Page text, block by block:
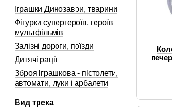
Іграшки Динозаври, тварини
Фігурки супергероїв, героїв
мультфільмів
Залізні дороги, поїзди
Дитячі рації
Зброя іграшкова - пістолети,
автомати, луки і арбалети
Вид трека